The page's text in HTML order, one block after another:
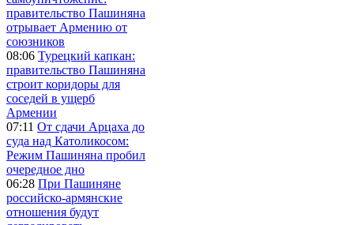
правительство Пашиняна
отрывает Армению от
союзников
08:06 Турецкий капкан:
правительство Пашиняна
строит коридоры для
соседей в ущерб
Армении
07:11 От сдачи Арцаха до
суда над Католикосом:
Режим Пашиняна пробил
очередное дно
06:28 При Пашиняне
российско-армянские
отношения будут